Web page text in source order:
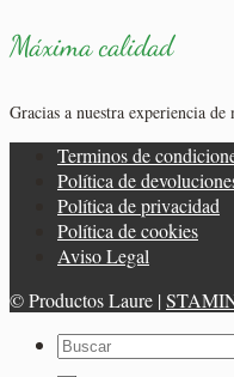
Máxima calidad
Gracias a nuestra experiencia de
Terminos de
Política de
Política de privacidad
Política de cookies
Aviso Legal
© Productos Laure |
Buscar
por: